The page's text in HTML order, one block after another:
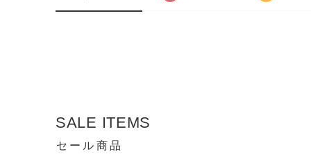
SALE ITEMS
セール商品